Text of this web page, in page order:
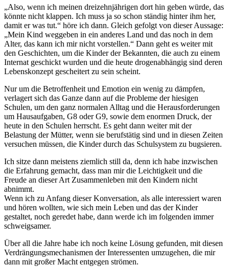
„Also, wenn ich meinen dreizehnjährigen dort hin geben würde, das
könnte nicht klappen. Ich muss ja so schon ständig hinter ihm her,
damit er was tut.“ höre ich dann. Gleich gefolgt von dieser Aussage:
„Mein Kind weggeben in ein anderes Land und das noch in dem
Alter, das kann ich mir nicht vorstellen.“ Dann geht es weiter mit
den Geschichten, um die Kinder der Bekannten, die auch zu einem
Internat geschickt wurden und die heute drogenabhängig sind deren
Lebenskonzept gescheitert zu sein scheint.
Nur um die Betroffenheit und Emotion ein wenig zu dämpfen,
verlagert sich das Ganze dann auf die Probleme der hiesigen
Schulen, um den ganz normalen Alltag und die Herausforderungen
um Hausaufgaben, G8 oder G9, sowie dem enormen Druck, der
heute in den Schulen herrscht. Es geht dann weiter mit der
Belastung der Mütter, wenn sie berufstätig sind und in diesen Zeiten
versuchen müssen, die Kinder durch das Schulsystem zu bugsieren.
Ich sitze dann meistens ziemlich still da, denn ich habe inzwischen
die Erfahrung gemacht, dass man mir die Leichtigkeit und die
Freude an dieser Art Zusammenleben mit den Kindern nicht
abnimmt.
Wenn ich zu Anfang dieser Konversation, als alle interessiert waren
und hören wollten, wie sich mein Leben und das der Kinder
gestaltet, noch geredet habe, dann werde ich im folgenden immer
schweigsamer.
Über all die Jahre habe ich noch keine Lösung gefunden, mit diesen
Verdrängungsmechanismen der Interessenten umzugehen, die mir
dann mit großer Macht entgegen strömen.